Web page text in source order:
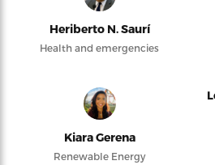
Heriberto N. Saurí
Health and emergencies
Kiara Gerena
Renewable Energy